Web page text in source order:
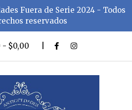
Fuera de Serie 2024 - Todos
reservados
- $0,00